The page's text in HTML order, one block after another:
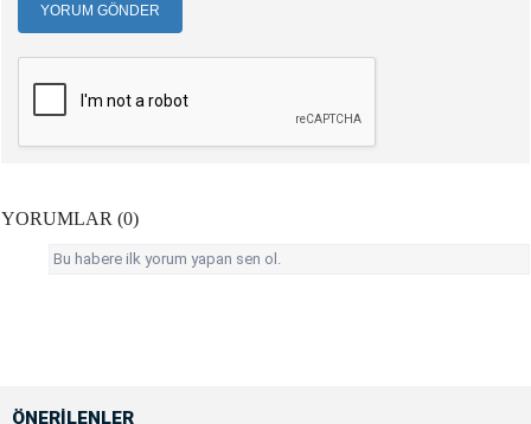
YORUM GÖNDER
YORUMLAR (0)
Bu habere ilk yorum yapan sen ol.
ÖNERİLENLER